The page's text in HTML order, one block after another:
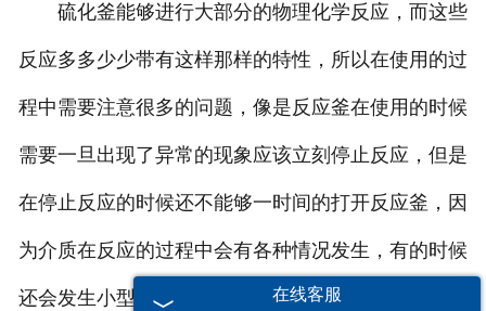
硫化釜能够进行大部分的物理化学反应，而这些
反应多多少少带有这样那样的特性，所以在使用的过
程中需要注意很多的问题，像是反应釜在使用的时候
需要一旦出现了异常的现象应该立刻停止反应，但是
在停止反应的时候还不能够一时间的打开反应釜，因
为介质在反应的过程中会有各种情况发生，有的时候
还会发生小型的爆炸，所以要等介质冷却之后，压力
在线客服